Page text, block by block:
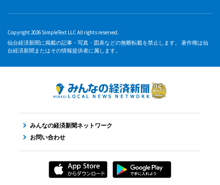
Copyright 2026 SimpleText LLC All rights reserved.
仙台経済新聞に掲載の記事・写真・図表などの無断転載を禁止します。 著作権は仙
台経済新聞またはその情報提供者に属します。
みんなの経済新聞ネットワーク
お問い合わせ